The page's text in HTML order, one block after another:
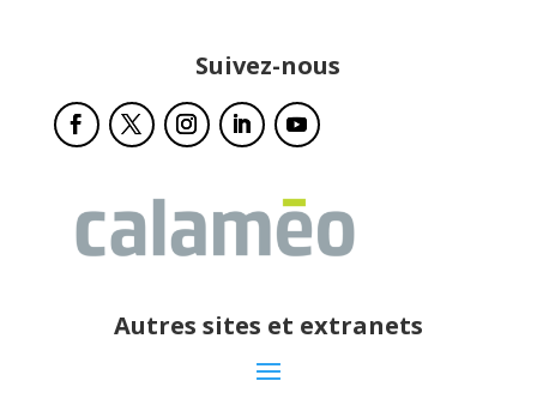
Suivez-nous
Autres sites et extranets